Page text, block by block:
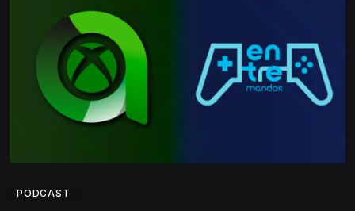
PODCAST